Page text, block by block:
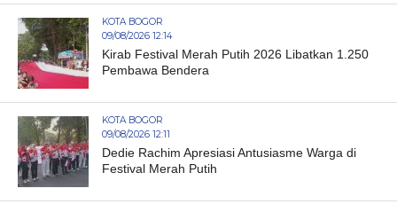
KOTA BOGOR
09/08/2026 12:14
Kirab Festival Merah Putih 2026 Libatkan 1.250
Pembawa Bendera
KOTA BOGOR
09/08/2026 12:11
Dedie Rachim Apresiasi Antusiasme Warga di
Festival Merah Putih